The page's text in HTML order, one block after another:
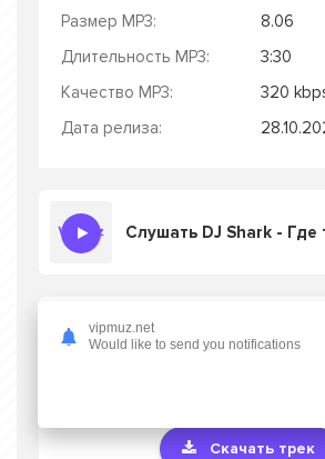
Размер MP3:
8.06
Длительность MP3:
3:30
Качество MP3:
320
Дата релиза:
Скачать песню DJ Shark - Где
звезда мояв mp3 или
Скачать трек
vipmuz.net
Would like to send you notifications